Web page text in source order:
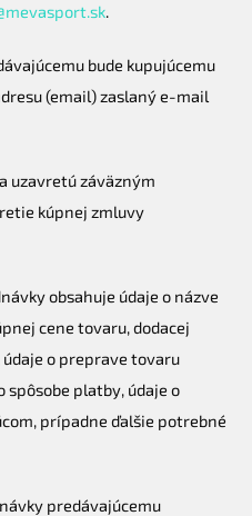
.
bude kupujúcemu
(email) zaslaný e-mail
uzavretú záväzným
kúpnej zmluvy
obsahuje údaje o názve
cene tovaru, dodacej
o preprave tovaru
platby, údaje o
prípadne ďalšie potrebné
predávajúcemu